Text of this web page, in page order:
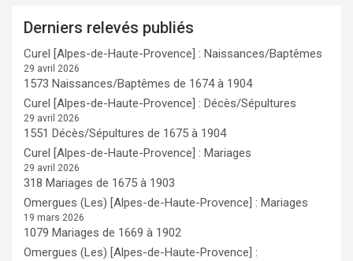
Derniers relevés publiés
Curel [Alpes-de-Haute-Provence] : Naissances/Baptêmes
29 avril 2026
1573 Naissances/Baptêmes de 1674 à 1904
Curel [Alpes-de-Haute-Provence] : Décès/Sépultures
29 avril 2026
1551 Décès/Sépultures de 1675 à 1904
Curel [Alpes-de-Haute-Provence] : Mariages
29 avril 2026
318 Mariages de 1675 à 1903
Omergues (Les) [Alpes-de-Haute-Provence] : Mariages
19 mars 2026
1079 Mariages de 1669 à 1902
Omergues (Les) [Alpes-de-Haute-Provence] :